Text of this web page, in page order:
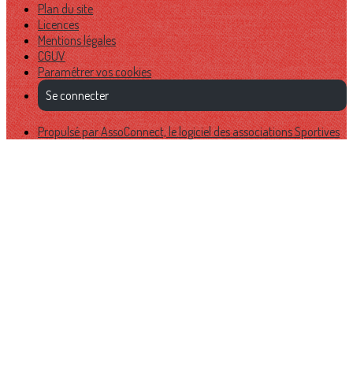
Plan du site
Licences
Mentions légales
CGUV
Paramétrer vos cookies
Se connecter
Propulsé par AssoConnect, le logiciel des associations Sportives